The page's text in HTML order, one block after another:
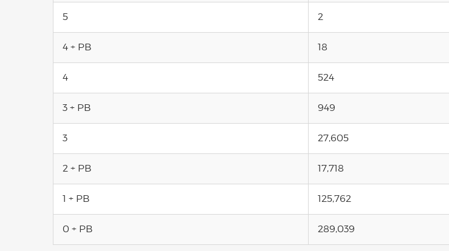
5 2
4 + PB 18
4 524
3 + PB 949
3 27,605
2 + PB 17,718
1 + PB 125,762
0 + PB 289,039